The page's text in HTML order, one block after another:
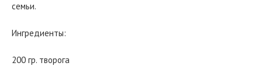
семьи.
Ингредиенты:
200 гр. творога